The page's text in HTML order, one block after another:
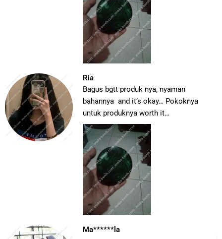
Ria
Bagus bgtt produk nya, nyaman
bahannya and it’s okay… Pokoknya
untuk produknya worth it…
Ma******la